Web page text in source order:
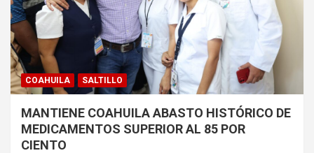
COAHUILA SALTILLO
MANTIENE COAHUILA ABASTO HISTÓRICO DE
MEDICAMENTOS SUPERIOR AL 85 POR
CIENTO